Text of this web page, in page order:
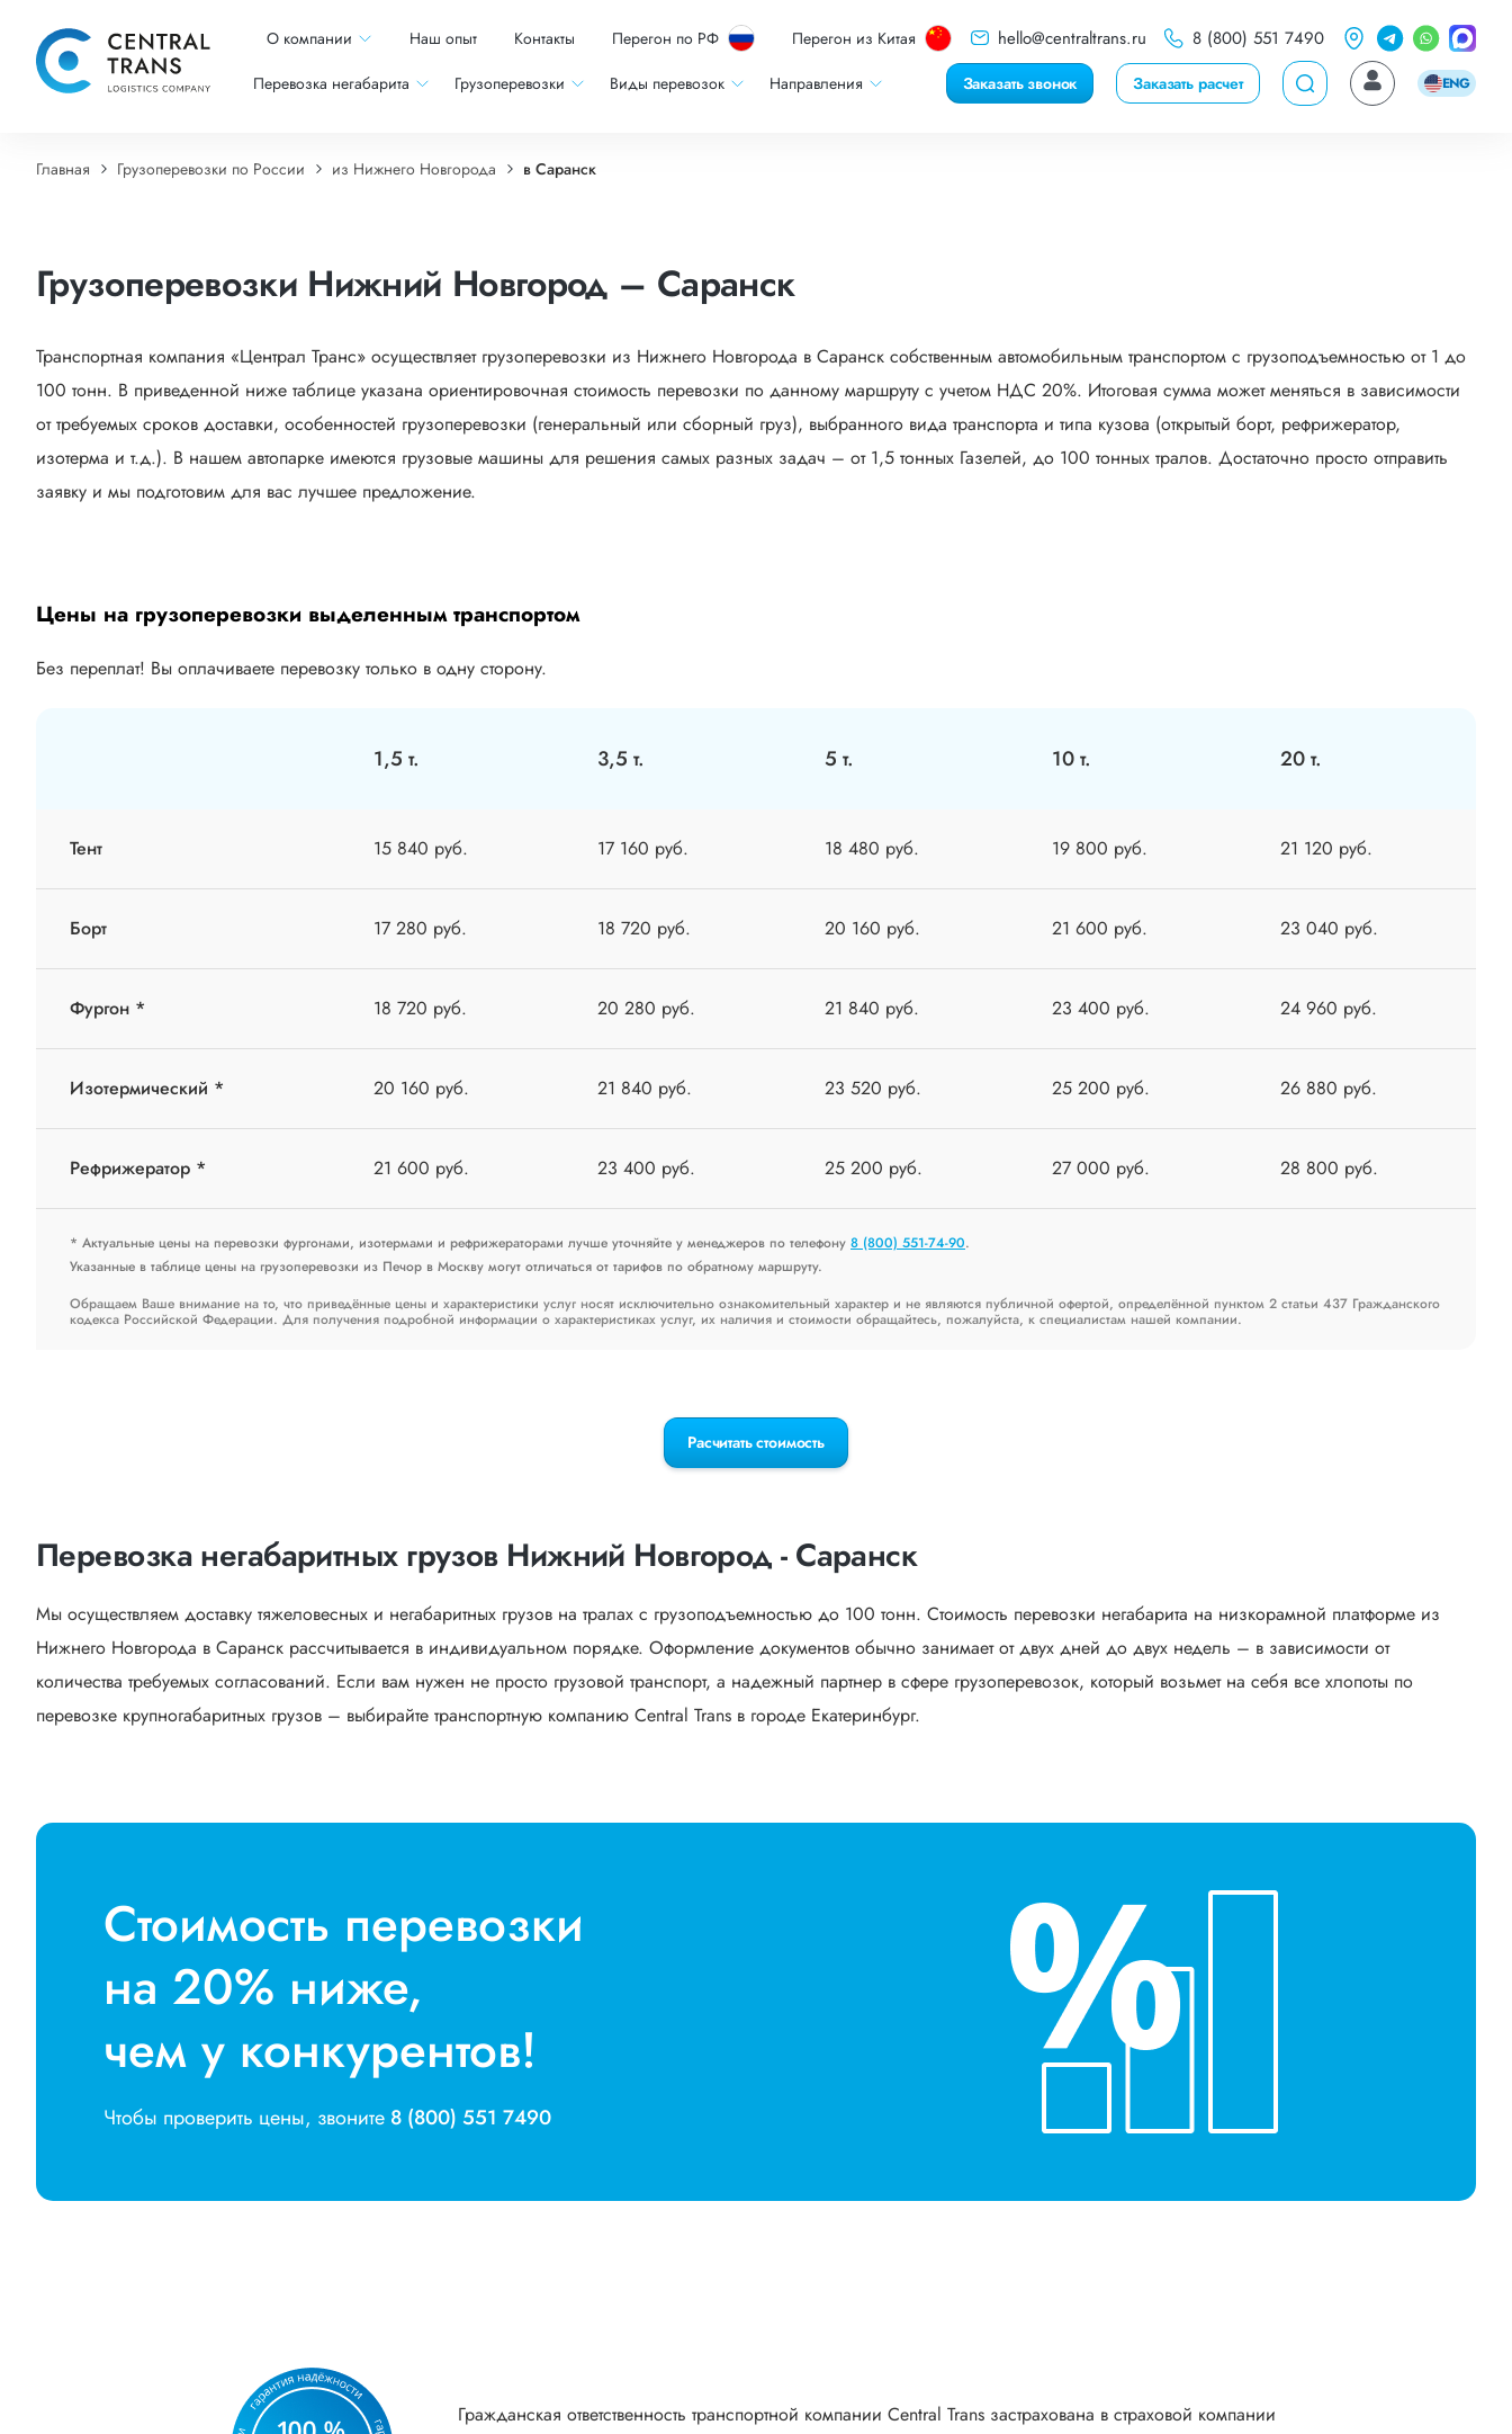
О компании Наш опыт Контакты Перегон по РФ Перегон из Китая hello@centraltrans.ru 8 (800) 551 7490
Перевозка негабарита Грузоперевозки Виды перевозок Направления Заказать звонок Заказать расчет ENG
Главная Грузоперевозки по России из Нижнего Новгорода в Саранск
Грузоперевозки Нижний Новгород – Саранск
Транспортная компания «Централ Транс» осуществляет грузоперевозки из Нижнего Новгорода в Саранск собственным автомобильным транспортом с грузоподъемностью от 1 до
100 тонн. В приведенной ниже таблице указана ориентировочная стоимость перевозки по данному маршруту с учетом НДС 20%. Итоговая сумма может меняться в зависимости
от требуемых сроков доставки, особенностей грузоперевозки (генеральный или сборный груз), выбранного вида транспорта и типа кузова (открытый борт, рефрижератор,
изотерма и т.д.). В нашем автопарке имеются грузовые машины для решения самых разных задач – от 1,5 тонных Газелей, до 100 тонных тралов. Достаточно просто отправить
заявку и мы подготовим для вас лучшее предложение.
Цены на грузоперевозки выделенным транспортом
Без переплат! Вы оплачиваете перевозку только в одну сторону.
1,5 т. 3,5 т. 5 т. 10 т. 20 т.
Тент 15 840 руб. 17 160 руб. 18 480 руб. 19 800 руб. 21 120 руб.
Борт 17 280 руб. 18 720 руб. 20 160 руб. 21 600 руб. 23 040 руб.
Фургон * 18 720 руб. 20 280 руб. 21 840 руб. 23 400 руб. 24 960 руб.
Изотермический * 20 160 руб. 21 840 руб. 23 520 руб. 25 200 руб. 26 880 руб.
Рефрижератор * 21 600 руб. 23 400 руб. 25 200 руб. 27 000 руб. 28 800 руб.
* Актуальные цены на перевозки фургонами, изотермами и рефрижераторами лучше уточняйте у менеджеров по телефону 8 (800) 551-74-90.
Указанные в таблице цены на грузоперевозки из Печор в Москву могут отличаться от тарифов по обратному маршруту.
Обращаем Ваше внимание на то, что приведённые цены и характеристики услуг носят исключительно ознакомительный характер и не являются публичной офертой, определённой пунктом 2 статьи 437 Гражданского
кодекса Российской Федерации. Для получения подробной информации о характеристиках услуг, их наличия и стоимости обращайтесь, пожалуйста, к специалистам нашей компании.
Расчитать стоимость
Перевозка негабаритных грузов Нижний Новгород - Саранск
Мы осуществляем доставку тяжеловесных и негабаритных грузов на тралах с грузоподъемностью до 100 тонн. Стоимость перевозки негабарита на низкорамной платформе из
Нижнего Новгорода в Саранск рассчитывается в индивидуальном порядке. Оформление документов обычно занимает от двух дней до двух недель – в зависимости от
количества требуемых согласований. Если вам нужен не просто грузовой транспорт, а надежный партнер в сфере грузоперевозок, который возьмет на себя все хлопоты по
перевозке крупногабаритных грузов – выбирайте транспортную компанию Central Trans в городе Екатеринбург.
Стоимость перевозки
на 20% ниже,
чем у конкурентов!
Чтобы проверить цены, звоните 8 (800) 551 7490
Гражданская ответственность транспортной компании Central Trans застрахована в страховой компании